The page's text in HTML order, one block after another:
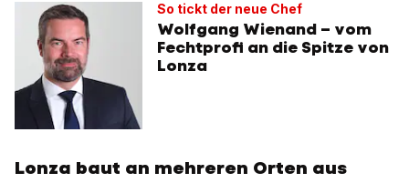
So tickt der neue Chef
Wolfgang Wienand – vom
Fechtprofi an die Spitze von
Lonza
Lonza baut an mehreren Orten aus